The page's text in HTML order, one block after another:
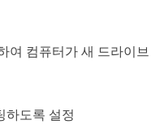
여 컴퓨터가 새 드라이브